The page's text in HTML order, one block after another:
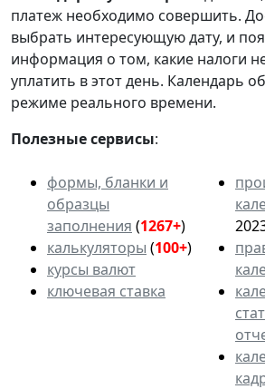
платеж необходимо совершить.
выбрать интересующую дату, и
информация о том, какие налоги
уплатить в этот день. Календарь
режиме реального времени.
Полезные сервисы:
формы, бланки и
образцы
заполнения (1267+)
калькуляторы (100+)
курсы валют
ключевая ставка